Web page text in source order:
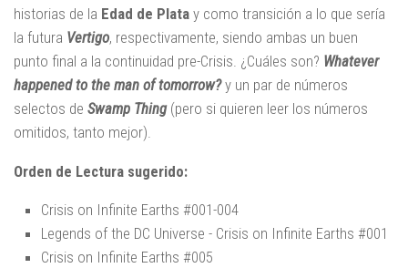
historias de la Edad de Plata y como transición a lo que sería
la futura Vertigo, respectivamente, siendo ambas un buen
punto final a la continuidad pre-Crisis. ¿Cuáles son? Whatever
happened to the man of tomorrow?y un par de números
selectos de Swamp Thing(pero si quieren leer los números
omitidos, tanto mejor).
Orden de Lectura sugerido:
Crisis on Infinite Earths #001-004
Legends of the DC Universe - Crisis on Infinite Earths #001
Crisis on Infinite Earths #005